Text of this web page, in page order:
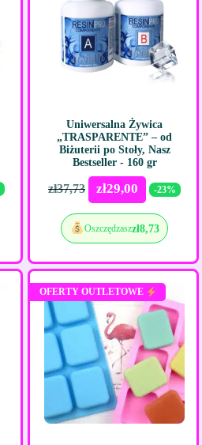
Uniwersalna Żywica
„TRASPARENTE” – od
Biżuterii po Stoły, Nasz
Bestseller - 160 gr
zł37,73 zł29,00 -23%
Oszczędzaszzł8,73
OFERTY OUTLETOWE